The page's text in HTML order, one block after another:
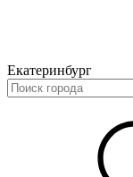
Екатеринбург